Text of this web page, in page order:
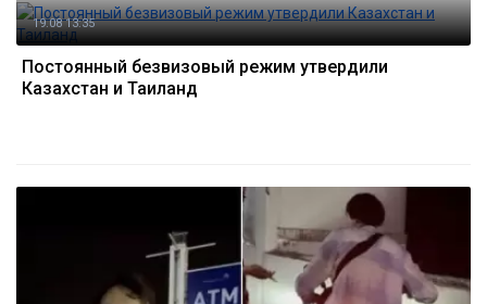
19.08 13:35
Постоянный безвизовый режим утвердили
Казахстан и Таиланд